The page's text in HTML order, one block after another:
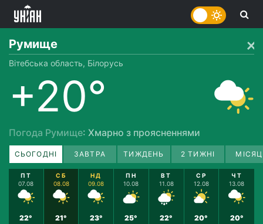
Румище
Вітебська область, Білорусь
+20°
Погода Румище: Хмарно з проясненнями
СЬОГОДНІ ЗАВТРА ТИЖДЕНЬ 2 ТИЖНІ
ПТ
07.08
22°
СБ
08.08
21°
НД
09.08
23°
ПН
10.08
25°
ВТ
11.08
22°
СР
12.08
20°
ЧТ
13.08
20°